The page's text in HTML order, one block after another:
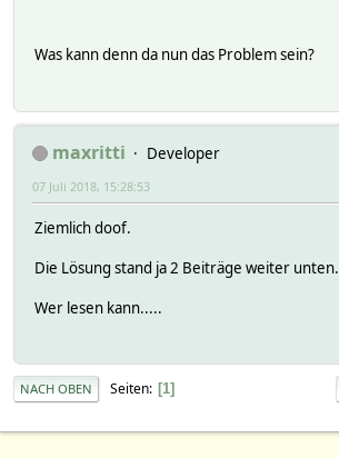
Was kann denn da nun das Problem sein?
maxritti
Developer
07 Juli 2018, 15:28:53
Ziemlich doof.
Die Lösung stand ja 2 Beiträge weiter unten.
Wer lesen kann.....
NACH OBEN Seiten 1